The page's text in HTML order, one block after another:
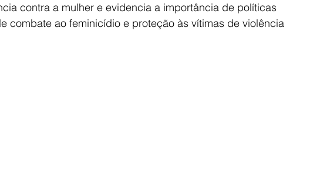
contra a mulher e evidencia a importância de políticas
combate ao feminicídio e proteção às vítimas de violência